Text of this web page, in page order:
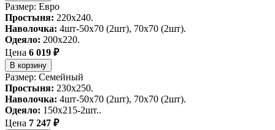
Размер: Евро
Простыня: 220х240.
Наволочка: 4шт-50х70 (2шт), 70х70 (2шт).
Одеяло: 200х220.
Цена 6 019 ₽
В корзину
Размер: Семейный
Простыня: 230х250.
Наволочка: 4шт-50х70 (2шт), 70х70 (2шт).
Одеяло: 150х215-2шт..
Цена 7 247 ₽